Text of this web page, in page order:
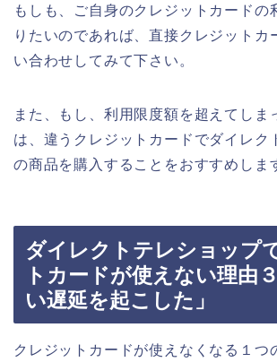
もしも、ご自身のクレジットカードの
りたいのであれば、直接クレジットカ
い合わせしてみて下さい。
また、もし、利用限度額を超えてしま
は、違うクレジットカードでダイレク
の商品を購入することをおすすめしま
ダイレクトテレショップ
トカードが使えない理由
い遅延を起こした」
クレジットカードが使えなくなる１つ